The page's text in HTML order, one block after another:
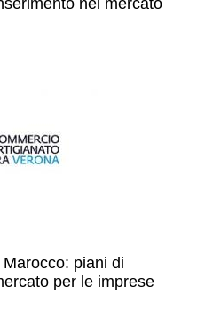
piani di
per le imprese